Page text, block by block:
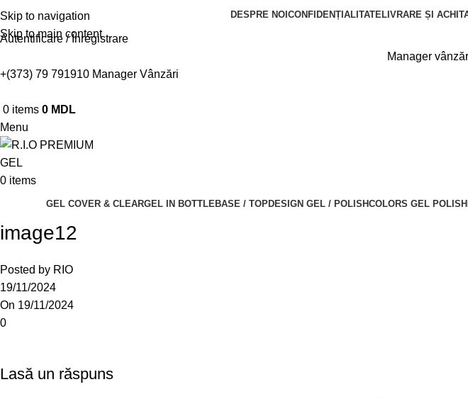
Skip to navigation
Skip to main content
DESPRE NOI CONFIDENȚIALITATELIVRARE ȘI
Autentificare / Înregistrare
Manager
+(373) 79 791910 Manager Vânzări
0 items 0 MDL
Menu
0 items
GEL COVER & CLEARGEL IN BOTTLEBASE / TOPDESIGN GEL / POLISHCOLORS GEL POLISH
image12
Posted by RIO
19/11/2024
On 19/11/2024
0
Lasă un răspuns